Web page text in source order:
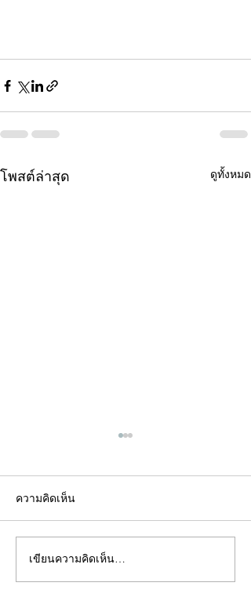
โพสต์ล่าสุด ดูทั้งหมด
คอลัมน์"จับชีพจรวงการ
พระ"ประจำพุธที่ 29
ความคิดเห็น
เขียนความคิดเห็น…